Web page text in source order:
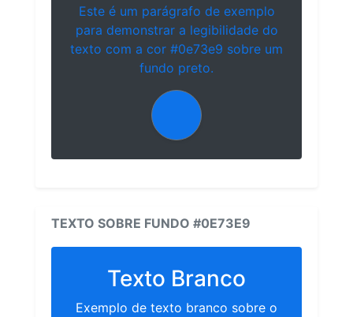
Este é um parágrafo de exemplo
para demonstrar a legibilidade do
texto com a cor #0e73e9 sobre um
fundo preto.
TEXTO SOBRE FUNDO #0E73E9
Texto Branco
Exemplo de texto branco sobre o